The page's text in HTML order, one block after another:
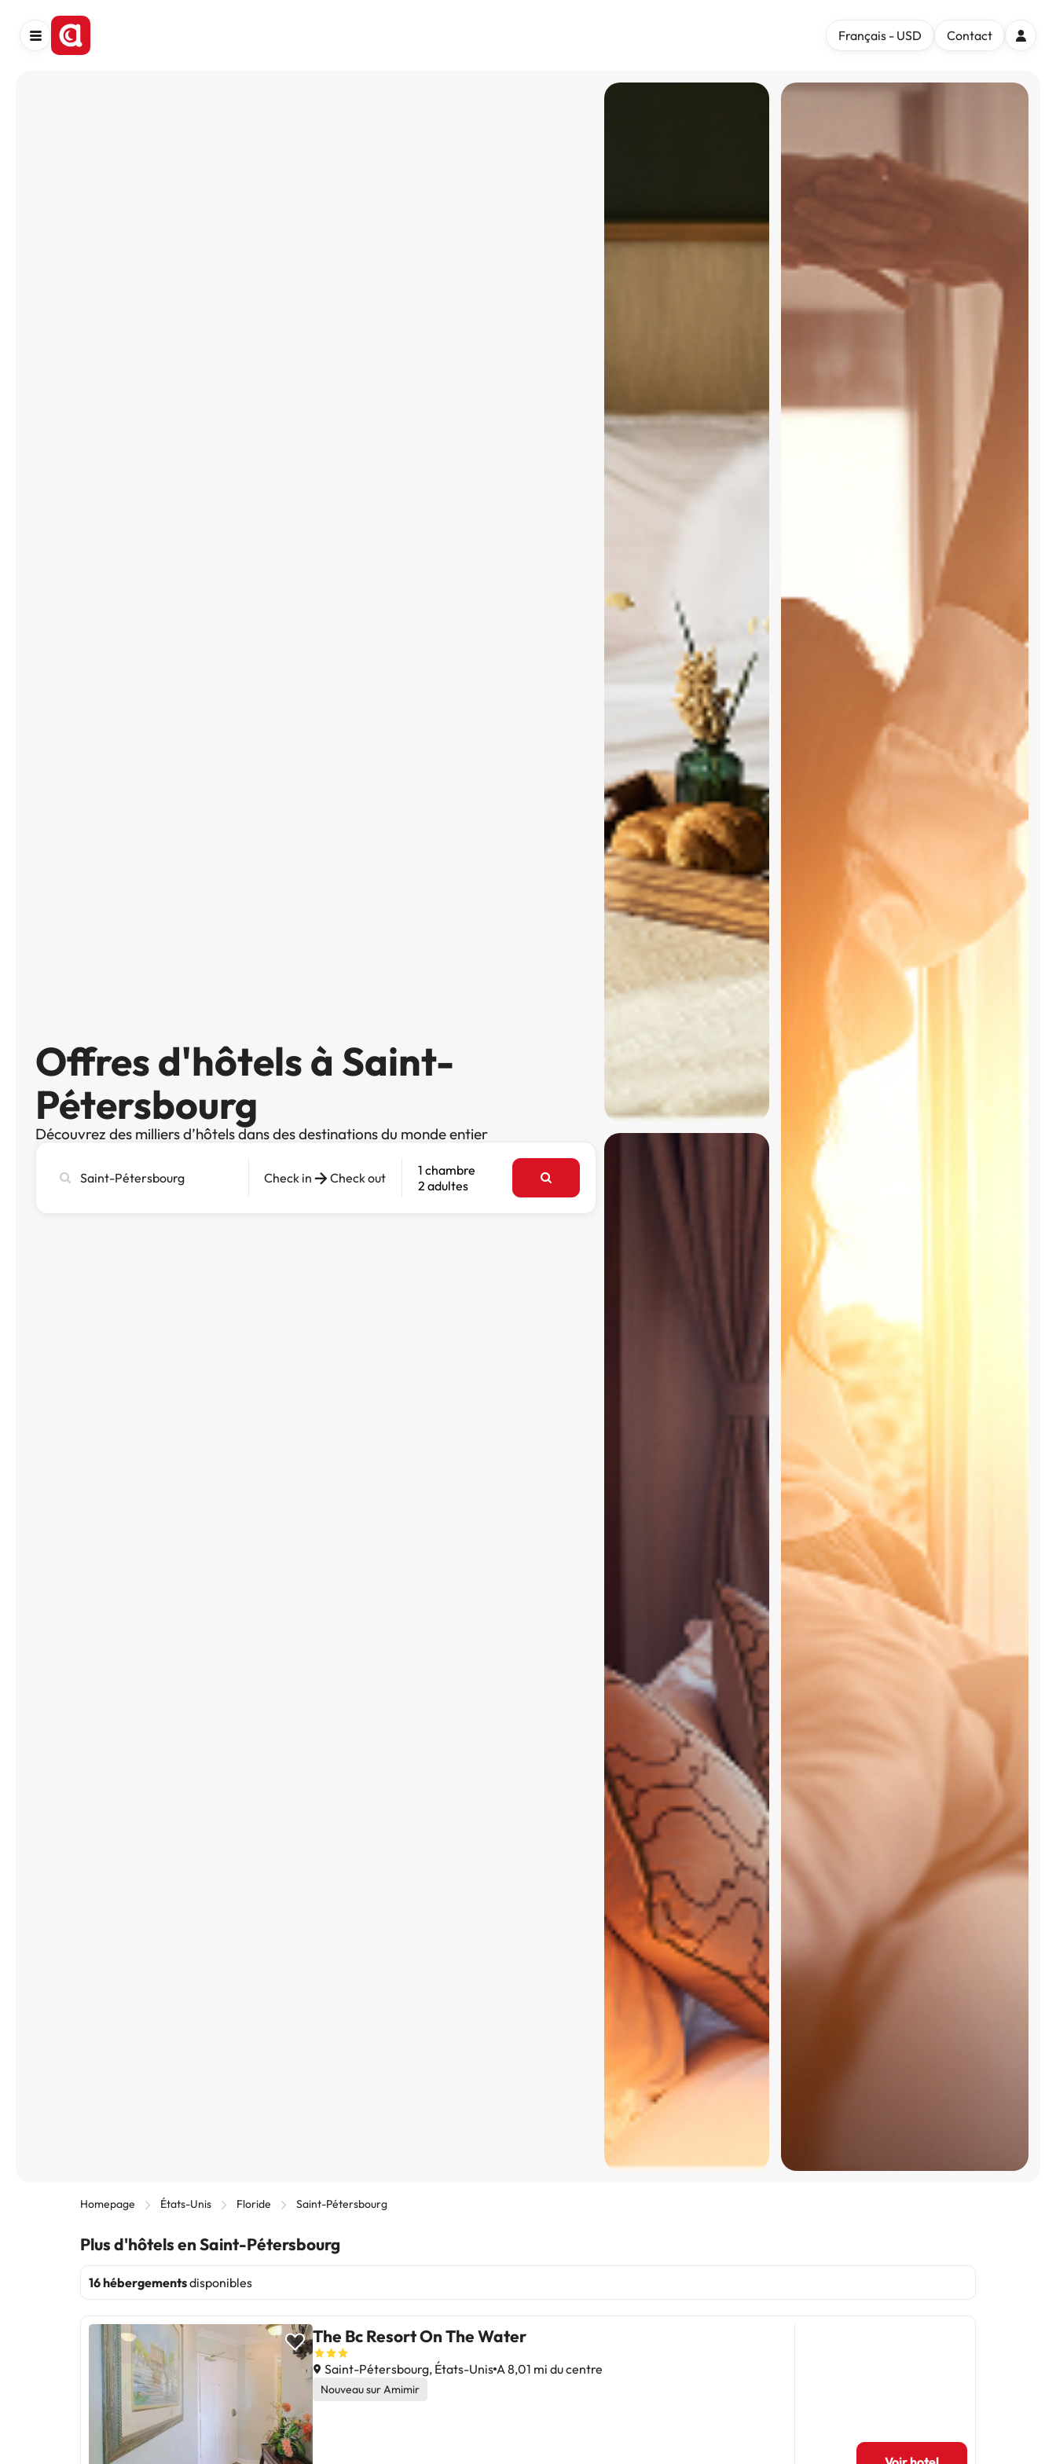
Français - USD Contact
Offres d'hôtels à Saint-
Pétersbourg
Découvrez des milliers d’hôtels dans des destinations du monde entier
une
Check in Check out
1 chambre
2 adultes
Homepage États-Unis Floride Saint-Pétersbourg
Plus d'hôtels en Saint-Pétersbourg
16 hébergementsdisponibles
The Bc Resort On The Water
Saint-Pétersbourg, États-Unis A 8,01 mi du centre
Nouveau sur Amimir